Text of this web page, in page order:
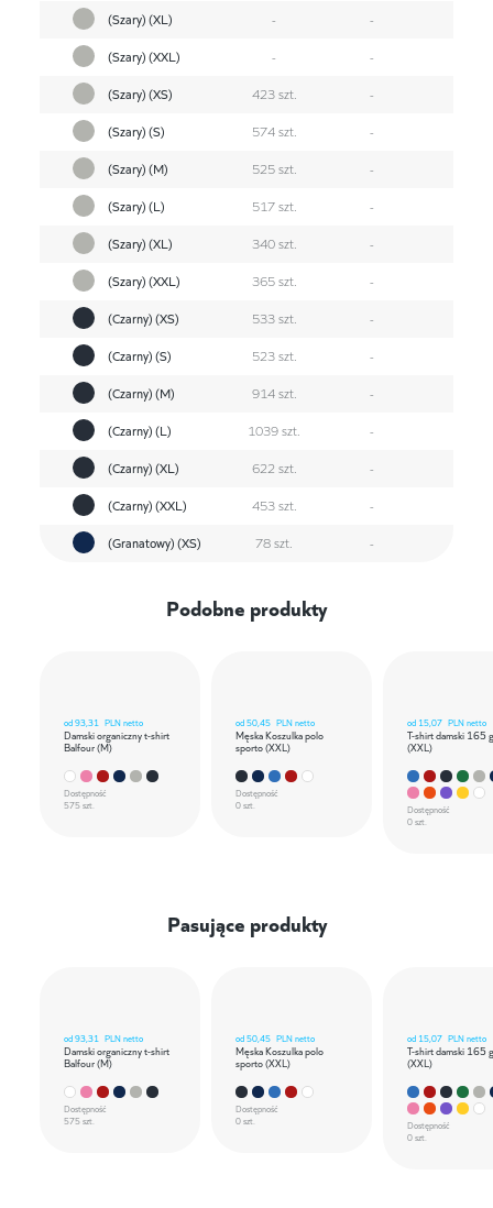
(Szary) (XL) -
-
(Szary) (XXL)
-
-
(Szary) (XS)
423 szt.
-
(Szary) (S)
574 szt.
-
(Szary) (M)
525 szt.
-
(Szary) (L)
517 szt.
-
(Szary) (XL)
340 szt.
-
(Szary) (XXL)
365 szt.
-
(Czarny) (XS)
533 szt.
-
(Czarny) (S)
523 szt.
-
(Czarny) (M)
914 szt.
-
(Czarny) (L)
1039 szt.
-
(Czarny) (XL)
622 szt.
-
(Czarny) (XXL)
453 szt.
-
(Granatowy) (XS)
78 szt. -
Podobne produkty
od93,31 PLN netto
Damski organiczny t-shirt
Balfour (M)
Dostępność
575 szt.
od50,45 PLN netto
Męska Koszulka polo
sporto (XXL)
Dostępność
0 szt.
od 15,07 PLN netto
T-shirt damski 165
(XXL)
Dostępność
0 szt.
Pasujące produkty
od93,31 PLN netto
Damski organiczny t-shirt
Balfour (M)
Dostępność
575 szt.
od50,45 PLN netto
Męska Koszulka polo
sporto (XXL)
Dostępność
0 szt.
od 15,07 PLN netto
T-shirt damski 165
(XXL)
Dostępność
0 szt.